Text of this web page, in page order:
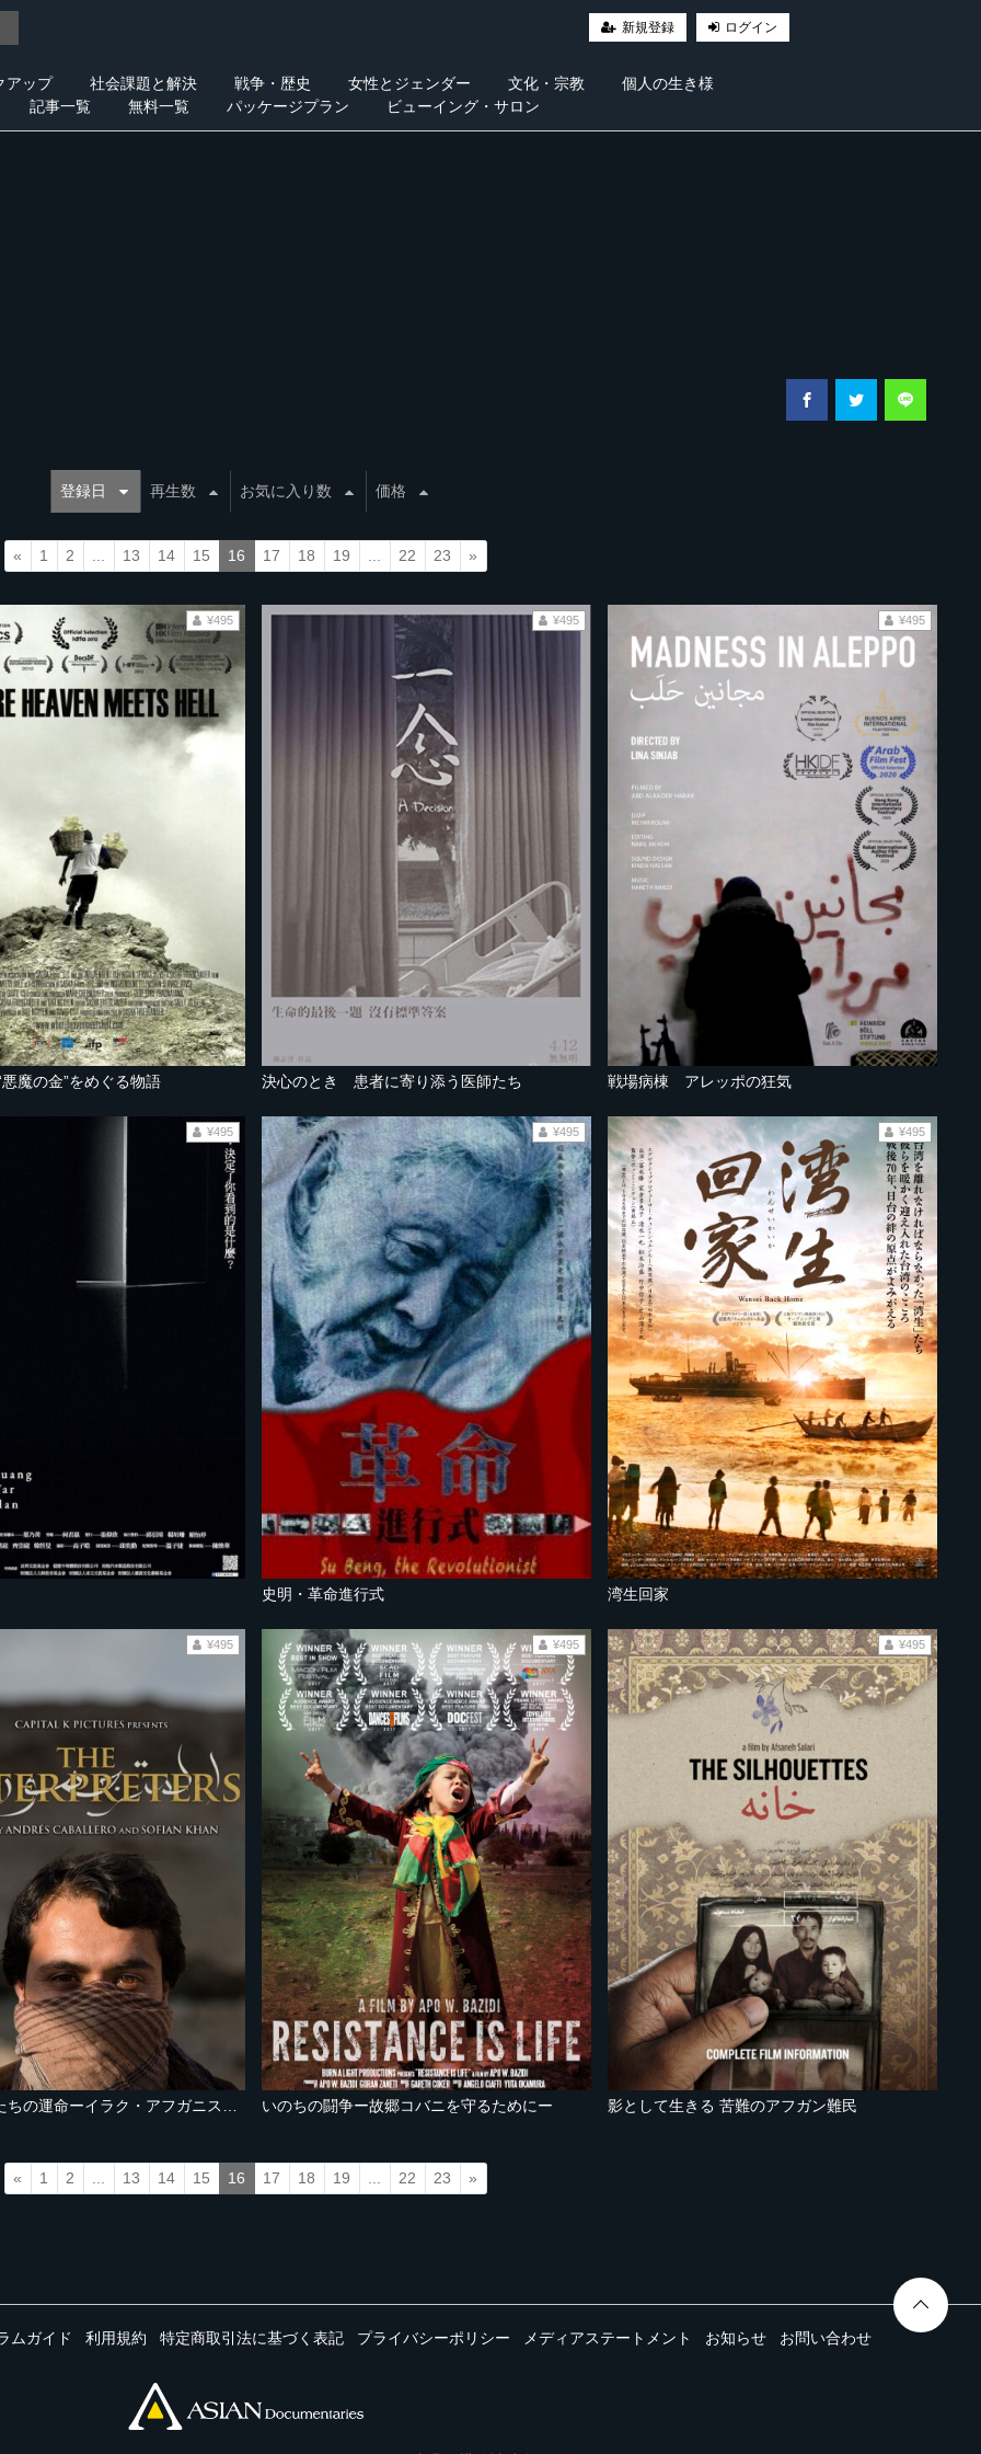
新規登録 ログイン
アップ 社会課題と解決 戦争・歴史 女性とジェンダー 文化・宗教
個人の生き様
記事一覧
無料一覧 パッケージプラン ビューイング・サロン
登録日 再生数 お気に入り数 価格
« 1 2 13 14 15 16 17 18 19 22 23 »
魔の金”をめぐる物語
¥495
決心のとき 患者に寄り添う医師たち
¥495
戦場病棟 アレッポの狂気
¥495
¥495
史明・革命進行式
¥495
湾生回家
¥495
¥495
いのちの闘争ー故郷コバニを守るためにー
¥495
影として生きる 苦難のアフガン難民
¥495
« 1 2 13 14 15 16 17 18 19 22 23 »
ムガイド 利用規約 特定商取引法に基づく表記 プライバシーポリシー メディアステートメント お知らせ お問い合わせ